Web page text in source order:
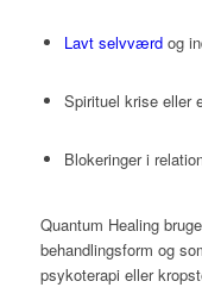
Lavt selvværdog
Spirituel krise eller
Blokeringer i
Quantum Healing
behandlingsform og
psykoterapi eller